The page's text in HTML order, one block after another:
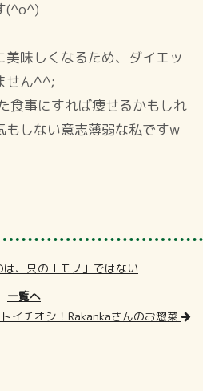
(^o^)
味しくなるため、ダイエッ
せん^^;
食事にすれば痩せるかもしれ
もしない意志薄弱な私ですw
、只の「モノ」ではない
一覧へ
イチオシ！Rakankaさんのお惣菜